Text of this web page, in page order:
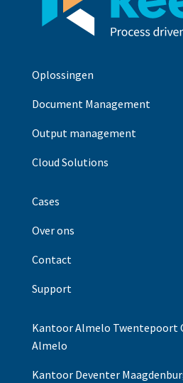
Oplossingen
Document Management
Output management
Cloud Solutions
Cases
Over ons
Contact
Support
Kantoor Almelo Twentepoort
Almelo
Kantoor Deventer